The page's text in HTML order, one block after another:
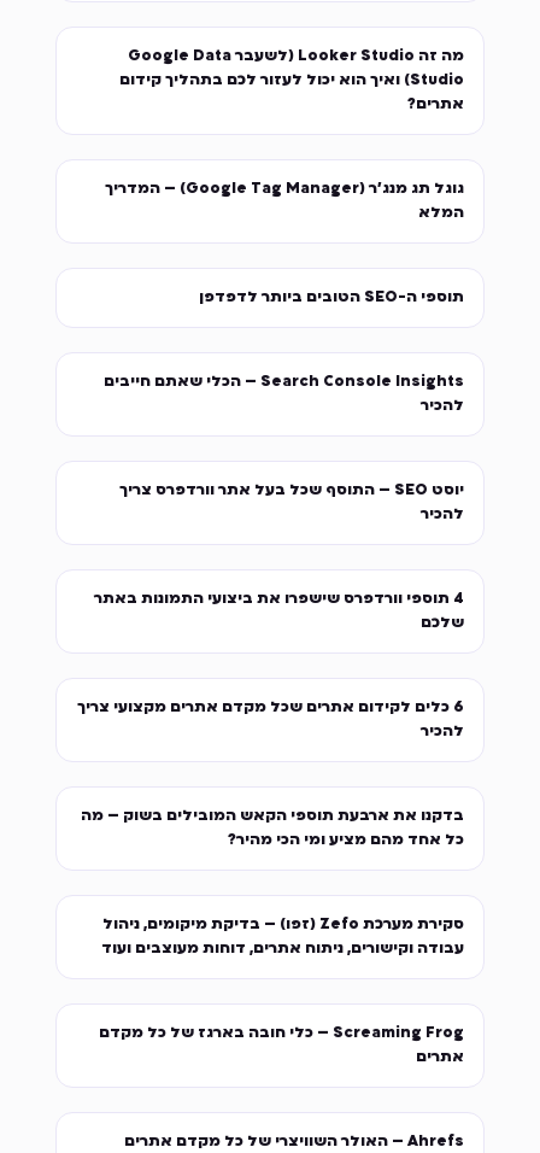
מה זה Looker Studio (לשעבר Google Data
Studio) ואיך הוא יכול לעזור לכם בתהליך קידום
אתרים?
גוגל תג מנג'ר (Google Tag Manager) – המדריך
המלא
תוספי ה-SEO הטובים ביותר לדפדפן
Search Console Insights – הכלי שאתם חייבים
להכיר
יוסט SEO – התוסף שכל בעל אתר וורדפרס צריך
להכיר
4 תוספי וורדפרס שישפרו את ביצועי התמונות באתר
שלכם
6 כלים לקידום אתרים שכל מקדם אתרים מקצועי צריך
להכיר
בדקנו את ארבעת תוספי הקאש המובילים בשוק – מה
כל אחד מהם מציע ומי הכי מהיר?
סקירת מערכת Zefo (זפו) – בדיקת מיקומים, ניהול
עבודה וקישורים, ניתוח אתרים, דוחות מעוצבים ועוד
Screaming Frog – כלי חובה בארגז של כל מקדם
אתרים
Ahrefs – האולר השוויצרי של כל מקדם אתרים